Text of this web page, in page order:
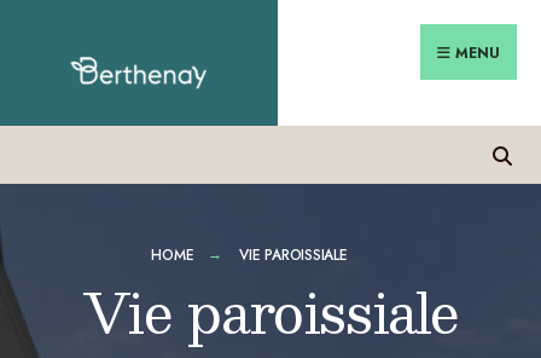
MENU
HOME VIE PAROISSIALE
Vie paroissiale